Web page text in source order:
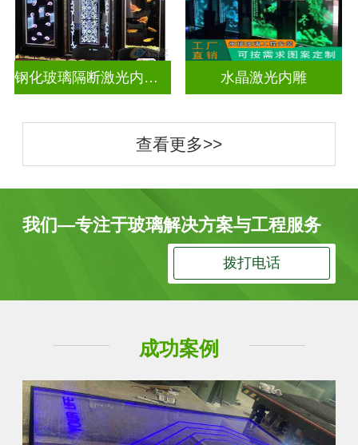
钢化玻璃隔断激光内雕护栏玻璃 水晶激光内雕
查看更多>>
我们—专注于玻璃解决方案与工程服务
拨打电话
成功案例